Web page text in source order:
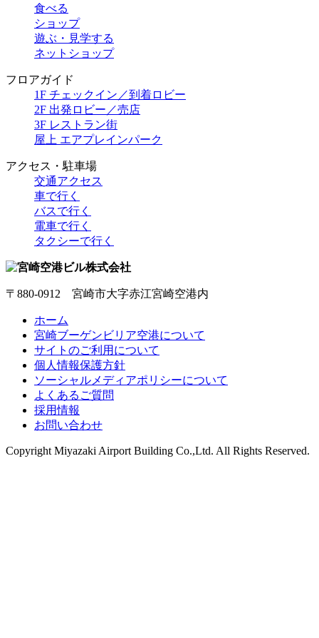
食べる
ショップ
遊ぶ・見学する
ネットショップ
フロアガイド
1F チェックイン／到着ロビー
2F 出発ロビー／売店
3F レストラン街
屋上 エアプレインパーク
アクセス・駐車場
交通アクセス
車で行く
バスで行く
電車で行く
タクシーで行く
〒880-0912 宮崎市大字赤江宮崎空港内
ホーム
宮崎ブーゲンビリア空港について
サイトのご利用について
個人情報保護方針
ソーシャルメディアポリシーについて
よくあるご質問
採用情報
お問い合わせ
Copyright Miyazaki Airport Building Co.,Ltd. All Rights Reserved.